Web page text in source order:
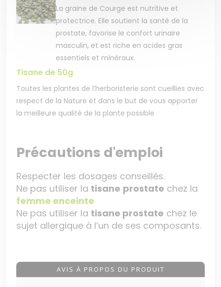
La graine de Courge est nutritive et
protectrice. Elle soutient la santé de la
prostate, favorise le confort urinaire
masculin, et est riche en acides gras
essentiels et minéraux.
Tisane de 50g
Toutes les plantes de l’herboristerie sont cueillies avec
respect de la Nature et dans le but de vous apporter
la meilleure qualité de la plante possible
Précautions d'emploi
Respecter les dosages conseillés.
Ne pas utiliser la tisane prostate chez la
femme enceinte
Ne pas utiliser la tisane prostate chez le
sujet allergique à l’un de ses composants.
AVIS À PROPOS DU PRODUIT